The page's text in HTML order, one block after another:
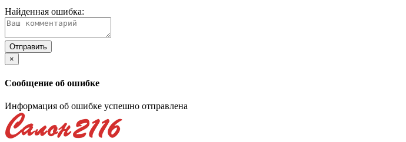
Найденная ошибка:
×
Сообщение об ошибке
Информация об ошибке успешно отправлена